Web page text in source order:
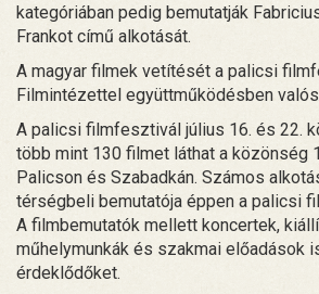
kategóriában pedig bemutatják
Frankot című alkotását.
A magyar filmek vetítését a palicsi
Filmintézettel együttműködésben
A palicsi filmfesztivál július 16. és 22.
több mint 130 filmet láthat a közönség
Palicson és Szabadkán. Számos
térségbeli bemutatója éppen a palicsi
A filmbemutatók mellett koncertek,
műhelymunkák és szakmai előadások
érdeklődőket.